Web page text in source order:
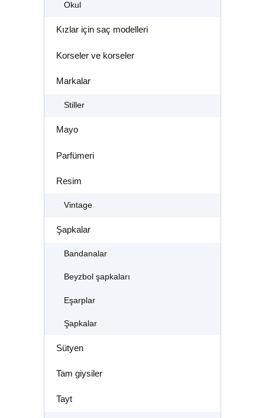
Okul
Kızlar için saç modelleri
Korseler ve korseler
Markalar
Stiller
Mayo
Parfümeri
Resim
Vintage
Şapkalar
Bandanalar
Beyzbol şapkaları
Eşarplar
Şapkalar
Sütyen
Tam giysiler
Tayt